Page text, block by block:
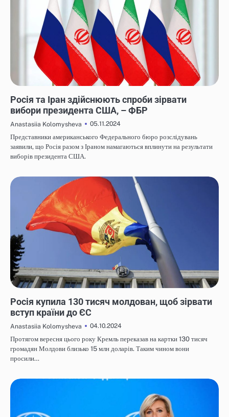
Росія та Іран здійснюють спроби зірвати
вибори президента США, – ФБР
Anastasiia Kolomysheva
05.11.2024
Представники американського Федерального бюро розслідувань
заявили, що Росія разом з Іраном намагаються вплинути на результати
виборів президента США.
Росія купила 130 тисяч молдован, щоб зірвати
вступ країни до ЄС
Anastasiia Kolomysheva
04.10.2024
Протягом вересня цього року Кремль переказав на картки 130 тисяч
громадян Молдови близько 15 млн доларів. Таким чином вони
просили…